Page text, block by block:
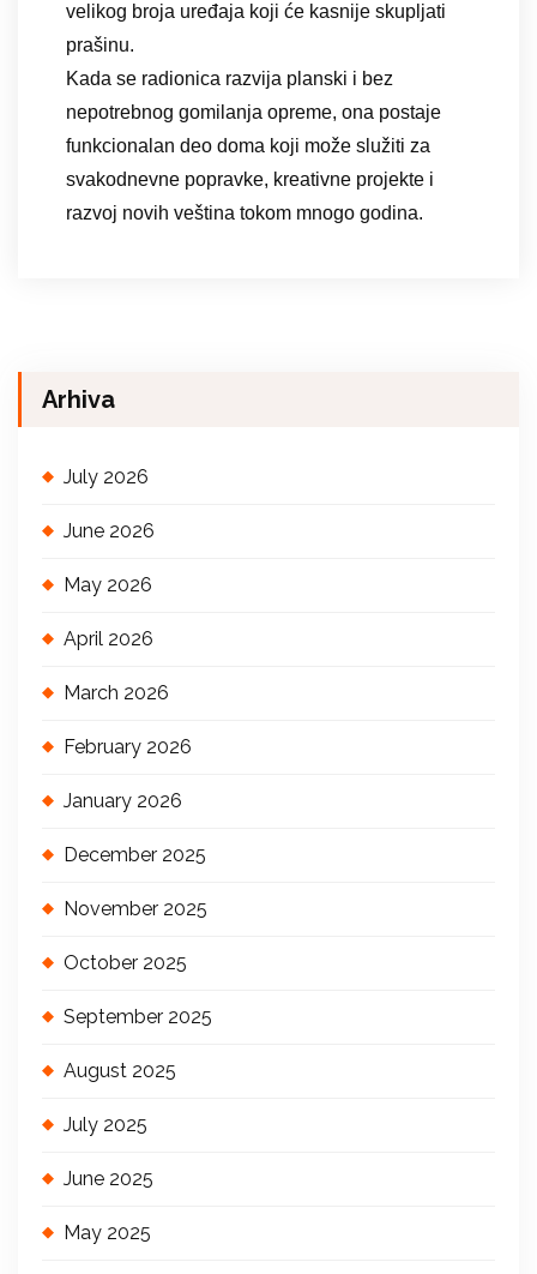
velikog broja uređaja koji će kasnije skupljati
prašinu.
Kada se radionica razvija planski i bez
nepotrebnog gomilanja opreme, ona postaje
funkcionalan deo doma koji može služiti za
svakodnevne popravke, kreativne projekte i
razvoj novih veština tokom mnogo godina.
Arhiva
July 2026
June 2026
May 2026
April 2026
March 2026
February 2026
January 2026
December 2025
November 2025
October 2025
September 2025
August 2025
July 2025
June 2025
May 2025